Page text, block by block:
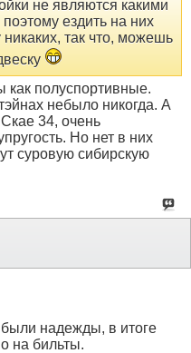
не являются какими
ездить на них
так что, можешь
как полуспортивные.
небыло никогда. А
34, очень
Но нет в них
суровую сибирскую
надежды, в итоге
на бильты.